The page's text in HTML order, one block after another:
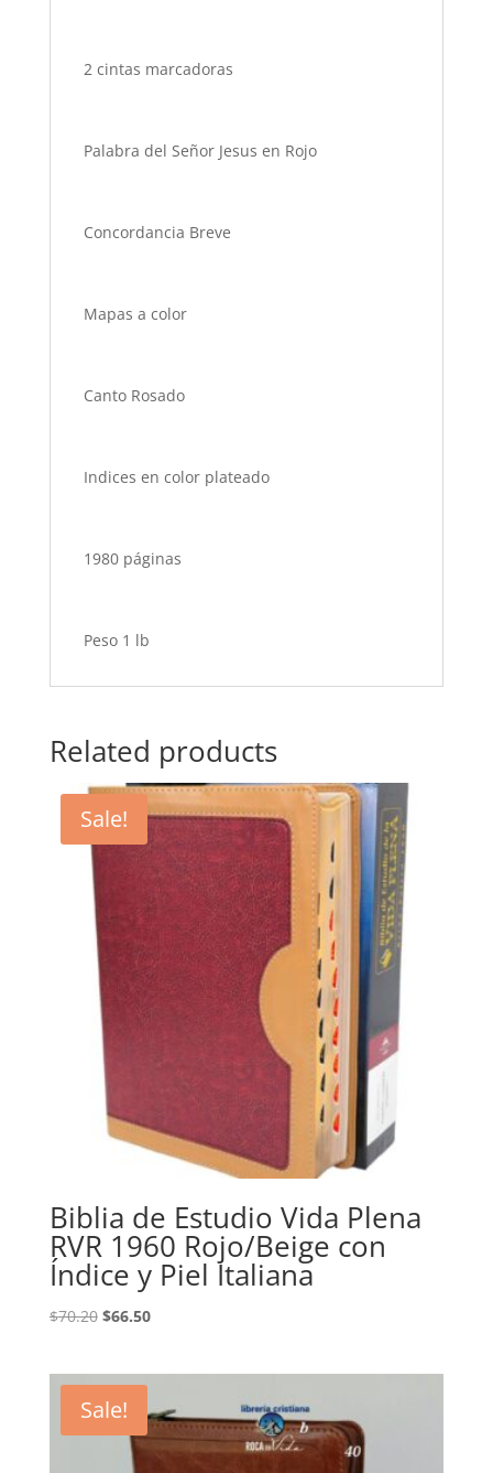
2 cintas marcadoras
Palabra del Señor Jesus en Rojo
Concordancia Breve
Mapas a color
Canto Rosado
Indices en color plateado
1980 páginas
Peso 1 lb
Related products
Sale!
Biblia de Estudio Vida Plena
RVR 1960 Rojo/Beige con
Índice y Piel Italiana
$70.20 Original
$70.20.
$66.50Current
Sale!